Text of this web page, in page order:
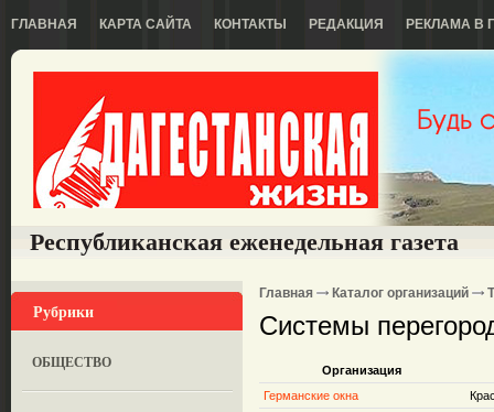
ГЛАВНАЯ КАРТА САЙТА КОНТАКТЫ РЕДАКЦИЯ РЕКЛАМА В
Республиканская еженедельная газета
Рубрики
ОБЩЕСТВО
Главная Каталог организаций
Системы
Организация
Германские окна